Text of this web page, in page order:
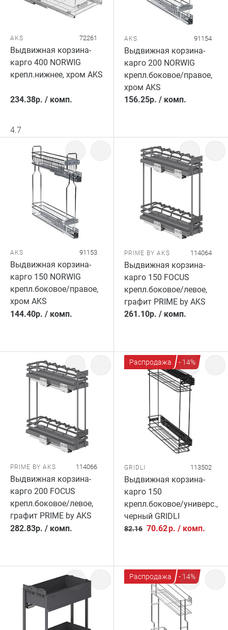
AKS 72261
Выдвижная корзина-
карго 400 NORWIG
крепл.нижнее, хром AKS
234.38р. / комп.
4.7
AKS 91154
Выдвижная корзина-
карго 200 NORWIG
крепл.боковое/правое,
хром AKS
156.25р. / комп.
AKS 91153
Выдвижная корзина-
карго 150 NORWIG
крепл.боковое/правое,
хром AKS
144.40р. / комп.
PRIME BY AKS 114064
Выдвижная корзина-
карго 150 FOCUS
крепл.боковое/левое,
графит PRIME by AKS
261.10р. / комп.
PRIME BY AKS 114066
Выдвижная корзина-
карго 200 FOCUS
крепл.боковое/левое,
графит PRIME by AKS
282.83р. / комп.
Распродажа - 14%
GRIDLI 113502
Выдвижная корзина-
карго 150
крепл.боковое/универс.,
черный GRIDLI
82.16 70.62р. / комп.
Распродажа - 14%